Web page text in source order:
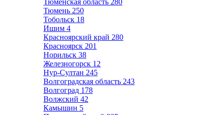
Тюменская область 280
Тюмень 250
Тобольск 18
Ишим 4
Красноярский край 280
Красноярск 201
Норильск 38
Железногорск 12
Нур-Султан 245
Волгоградская область 243
Волгоград 178
Волжский 42
Камышин 5